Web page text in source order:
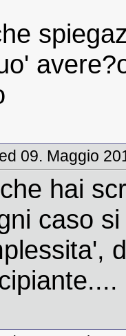
09. Maggio
hai
caso